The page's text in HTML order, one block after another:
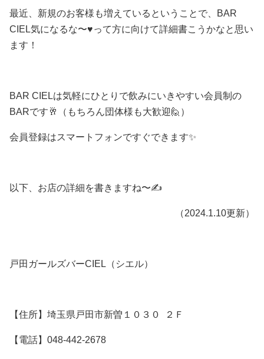
最近、新規のお客様も増えているということで、BAR
CIEL気になるな〜♥って方に向けて詳細書こうかなと思い
ます！
BAR CIELは気軽にひとりで飲みにいきやすい会員制の
BARです🥂（もちろん団体様も大歓迎🙋）
会員登録はスマートフォンですぐできます✨
以下、お店の詳細を書きますね〜✍️
（2024.1.10更新）
戸田ガールズバーCIEL（シエル）
【住所】埼玉県戸田市新曽１０３０ ２Ｆ
【電話】048-442-2678